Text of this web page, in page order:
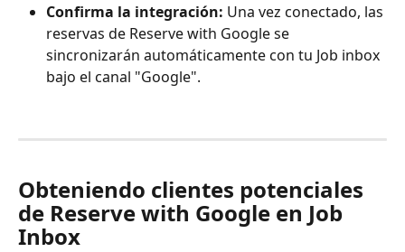
Confirma la integración: Una vez conectado, las
reservas de Reserve with Google se
sincronizarán automáticamente con tu Job inbox
bajo el canal "Google".
Obteniendo clientes potenciales
de Reserve with Google en Job
Inbox